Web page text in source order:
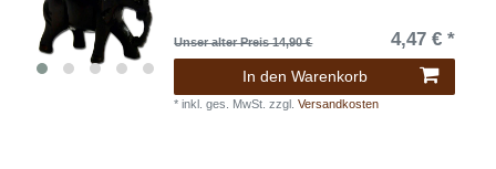
Unser alter Preis 14,90 € 4,47 € *
In den Warenkorb
*inkl. ges. MwSt. zzgl.Versandkosten